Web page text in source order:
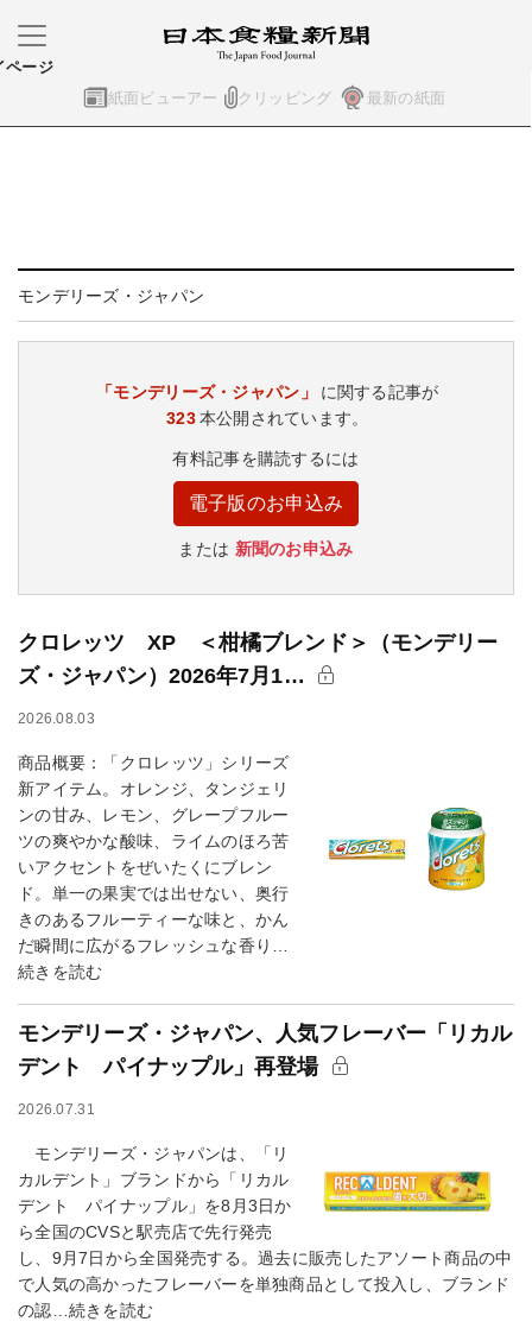
紙面ビューアー クリッピング 最新の紙面
ページ
モンデリーズ・ジャパン
「モンデリーズ・ジャパン」
に関する記事が
323本公開されています。
有料記事を購読するには
電子版のお申込み
または 新聞のお申込み
クロレッツ XP ＜柑橘ブレンド＞（モンデリー
ズ・ジャパン）2026年7月1…
2026.08.03
商品概要：「クロレッツ」シリーズ
新アイテム。オレンジ、タンジェリ
ンの甘み、レモン、グレープフルー
ツの爽やかな酸味、ライムのほろ苦
いアクセントをぜいたくにブレン
ド。単一の果実では出せない、奥行
きのあるフルーティーな味と、かん
だ瞬間に広がるフレッシュな香り…
続きを読む
モンデリーズ・ジャパン、人気フレーバー「リカル
デント パイナップル」再登場
2026.07.31
モンデリーズ・ジャパンは、「リ
カルデント」ブランドから「リカル
デント パイナップル」を8月3日か
ら全国のCVSと駅売店で先行発売
し、9月7日から全国発売する。過去に販売したアソート商品の中
で人気の高かったフレーバーを単独商品として投入し、ブランド
の認…続きを読む